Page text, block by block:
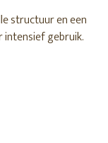
structuur en een
gebruik.